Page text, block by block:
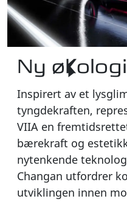
Ny
Inspirert av et
tyngdekraften,
VIIA en
bærekraft og
nytenkende
Changan utfordrer
utviklingen innen